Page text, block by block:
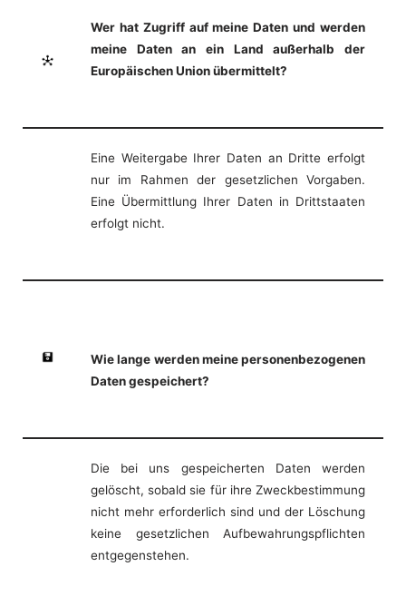
Wer hat Zugriff auf meine Daten und werden
meine Daten an ein Land außerhalb der
Europäischen Union übermittelt?
Eine Weitergabe Ihrer Daten an Dritte erfolgt
nur im Rahmen der gesetzlichen Vorgaben.
Eine Übermittlung Ihrer Daten in Drittstaaten
erfolgt nicht.
Wie lange werden meine personenbezogenen
Daten gespeichert?
Die bei uns gespeicherten Daten werden
gelöscht, sobald sie für ihre Zweckbestimmung
nicht mehr erforderlich sind und der Löschung
keine gesetzlichen Aufbewahrungspflichten
entgegenstehen.